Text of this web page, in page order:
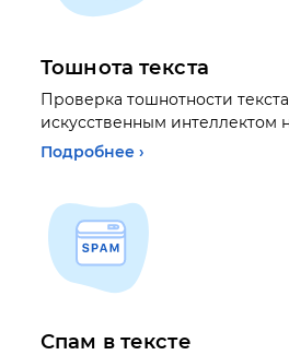
Тошнота текста
Проверка тошнотности
искусственным интеллектом
Подробнее ›
Спам в тексте